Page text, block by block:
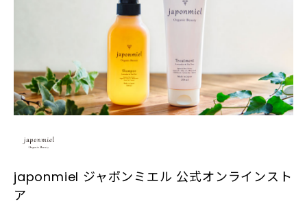
japonmiel ジャポンミエル 公式オンラインスト
ア